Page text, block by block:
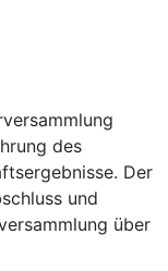
des
Der
und
über